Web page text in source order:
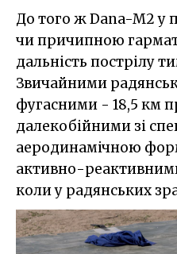
До того ж Dana-M2 у
чи причипною
дальність пострілу
Звичайними
фугасними - 18,5 км
далекобійними зі
аеродинамічною
активно-
коли у радянських